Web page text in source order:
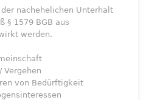
nachehelichen Unterhalt
§ 1579 BGB aus
werden.
Vergehen
von Bedürftigkeit